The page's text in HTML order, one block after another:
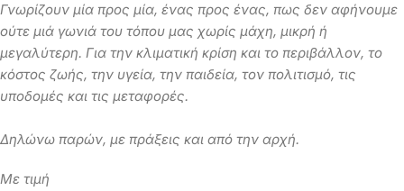
Γνωρίζουν μία προς μία, ένας προς ένας, πως δεν αφήνουμε
ούτε μιά γωνιά του τόπου μας χωρίς μάχη, μικρή ή
μεγαλύτερη. Για την κλιματική κρίση και το περιβάλλον, το
κόστος ζωής, την υγεία, την παιδεία, τον πολιτισμό, τις
υποδομές και τις μεταφορές.
Δηλώνω παρών, με πράξεις και από την αρχή.
Με τιμή